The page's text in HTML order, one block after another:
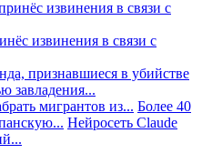
извинения в связи с
признавшиеся в убийстве
завладения...
мигрантов из... Более 40
Нейросеть Claude